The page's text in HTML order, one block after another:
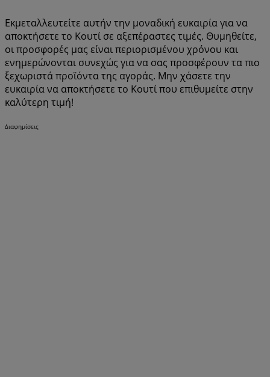
Εκμεταλλευτείτε αυτήν την μοναδική ευκαιρία για να
αποκτήσετε το Κουτί σε αξεπέραστες τιμές. Θυμηθείτε,
οι προσφορές μας είναι περιορισμένου χρόνου και
ενημερώνονται συνεχώς για να σας προσφέρουν τα πιο
ξεχωριστά προϊόντα της αγοράς. Μην χάσετε την
ευκαιρία να αποκτήσετε το Κουτί που επιθυμείτε στην
καλύτερη τιμή!
Διαφημίσεις